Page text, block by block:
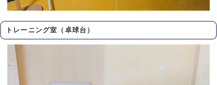
トレーニング室（卓球台）